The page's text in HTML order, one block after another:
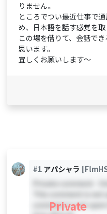
りません。
ところでつい最近仕事で
め、日本語を話す感覚を取
この場を借りて、会話で
思います。
宜しくお願いします～
#1 アパシャラ
Private comment -
This comment is not
comment is not
Private